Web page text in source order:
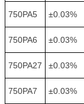
750PA5 ±0.03%
750PA6 ±0.03%
750PA27 ±0.03%
750PA7 ±0.03%